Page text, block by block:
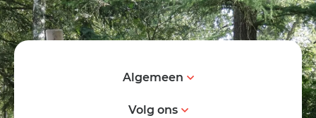
Algemeen
Volg ons